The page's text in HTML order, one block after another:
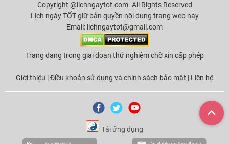
Copyright @lichngaytot.com. All Rights Reserved
Lịch ngày TỐT giữ bản quyền nội dung trang web này
Email: lichngaytot@gmail.com
Trang đang trong giai đoạn thử nghiệm chờ xin cấp phép
Giới thiệu |Điều khoản sử dụng và chính sách bảo mật | Liên hệ
Tải ứng dụng